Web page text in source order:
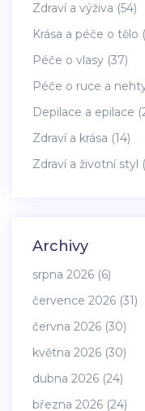
Zdraví a výživa (54)
Krása a péče o tělo
Péče o vlasy (37)
Péče o ruce a
Depilace a epilace
Zdraví a krása (14)
Zdraví a životní styl
Archivy
srpna 2026 (6)
července 2026 (31)
června 2026 (30)
května 2026 (30)
dubna 2026 (24)
března 2026 (24)